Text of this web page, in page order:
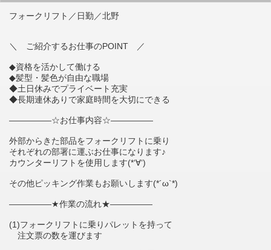
フォークリフト／日勤／北野
＼ ご紹介するお仕事のPOINT ／
◆資格を活かして働ける
◆髪型・髪色が自由な職場
◆土日休みでプライベート充実
◆長期連休ありで家庭時間を大切にできる
―――――☆お仕事内容☆―――――
外部からきた部品をフォークリフトに乗り
それぞれの部署に運ぶお仕事になります♪
カウンターリフトを使用します(*‘∀‘)
その他ピッキング作業もお願いします(*´ω`*)
―――――★作業の流れ★―――――
(1)フォークリフトに乗りパレットを持って
注文票の数を運びます